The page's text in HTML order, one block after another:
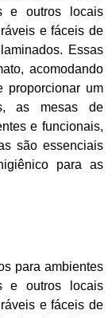
e outros locais
e fáceis de
Essas
acomodando
proporcionar um
as mesas de
e funcionais,
são essenciais
para as
para ambientes
e outros locais
e fáceis de